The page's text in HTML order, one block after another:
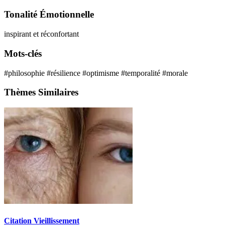
Tonalité Émotionnelle
inspirant et réconfortant
Mots-clés
#philosophie #résilience #optimisme #temporalité #morale
Thèmes Similaires
Citation Vieillissement